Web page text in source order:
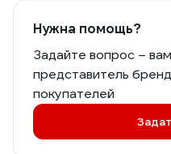
Нужна помощь?
Задайте вопрос –
представитель
покупателей